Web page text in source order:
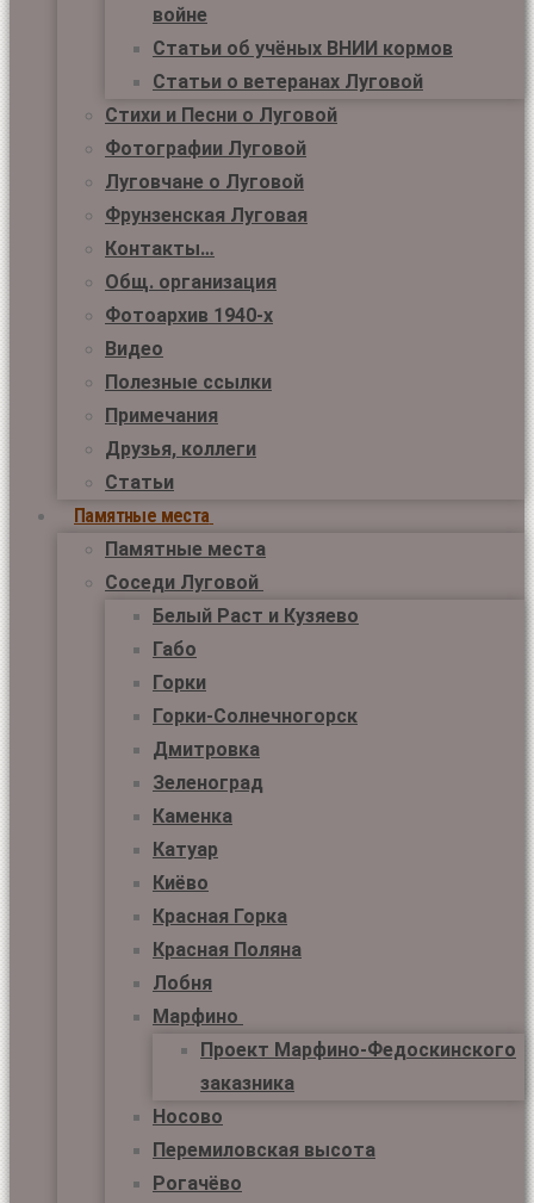
войне
Статьи об учёных ВНИИ кормов
Статьи о ветеранах Луговой
Стихи и Песни о Луговой
Фотографии Луговой
Луговчане о Луговой
Фрунзенская Луговая
Контакты…
Общ. организация
Фотоархив 1940-х
Видео
Полезные ссылки
Примечания
Друзья, коллеги
Статьи
Памятные места
Памятные места
Соседи Луговой
Белый Раст и Кузяево
Габо
Горки
Горки-Солнечногорск
Дмитровка
Зеленоград
Каменка
Катуар
Киёво
Красная Горка
Красная Поляна
Лобня
Марфино
Проект Марфино-Федоскинского
заказника
Носово
Перемиловская высота
Рогачёво